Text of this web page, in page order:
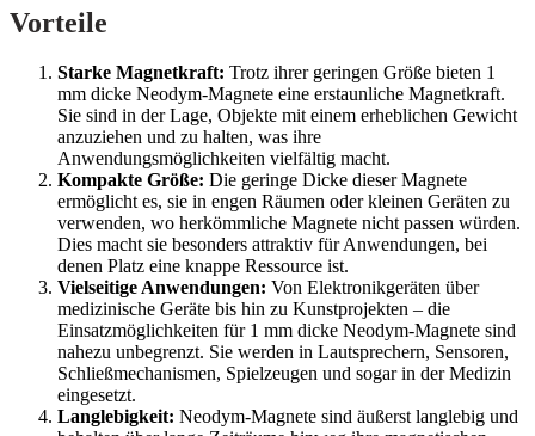
Vorteile
Starke Magnetkraft: Trotz ihrer geringen Größe bieten 1
mm dicke Neodym-Magnete eine erstaunliche Magnetkraft.
Sie sind in der Lage, Objekte mit einem erheblichen Gewicht
anzuziehen und zu halten, was ihre
Anwendungsmöglichkeiten vielfältig macht.
Kompakte Größe: Die geringe Dicke dieser Magnete
ermöglicht es, sie in engen Räumen oder kleinen Geräten zu
verwenden, wo herkömmliche Magnete nicht passen würden.
Dies macht sie besonders attraktiv für Anwendungen, bei
denen Platz eine knappe Ressource ist.
Vielseitige Anwendungen: Von Elektronikgeräten über
medizinische Geräte bis hin zu Kunstprojekten – die
Einsatzmöglichkeiten für 1 mm dicke Neodym-Magnete sind
nahezu unbegrenzt. Sie werden in Lautsprechern, Sensoren,
Schließmechanismen, Spielzeugen und sogar in der Medizin
eingesetzt.
Langlebigkeit: Neodym-Magnete sind äußerst langlebig und